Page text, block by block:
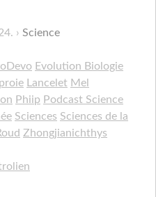
. Science
Evolution Biologie
Lancelet Mel
Phiip Podcast Science
Sciences Sciences de la
Zhongjianichthys